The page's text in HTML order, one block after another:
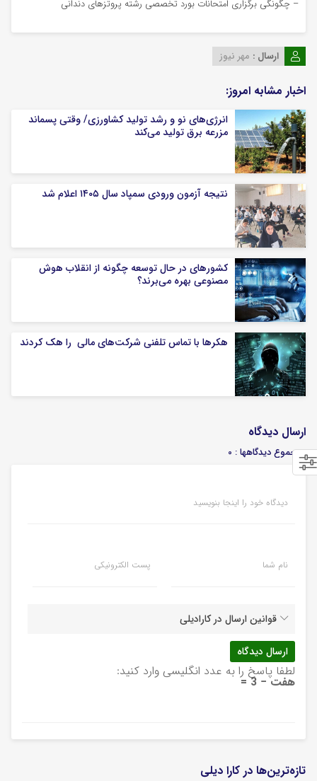
– چگونگی برگزاری امتحانات بورد تخصصی رشته پروتزهای دندانی
ارسال : مهر نیوز
اخبار مشابه امروز:
انرژی‌های نو و رشد تولید کشاورزی/ وقتی پسماند
مزرعه‌ برق تولید می‌کند
نتیجه آزمون ورودی سمپاد سال ۱۴۰۵ اعلام شد
کشورهای در حال توسعه چگونه از انقلاب هوش
مصنوعی بهره می‌برند؟
هکرها با تماس تلفنی شرکت‌های مالی را هک کردند
ارسال دیدگاه
مجموع دیدگاهها : 0
دیدگاه خود را اینجا بنویسید
نام شما پست الکترونیکی
قوانین ارسال در کارادیلی
لطفا پاسخ را به عدد انگلیسی وارد کنید:
هفت − 3 =
تازه‌ترین‌ها در کارا دیلی